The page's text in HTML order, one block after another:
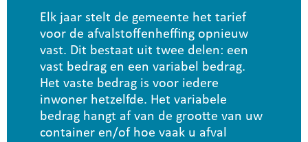
Elk jaar stelt de gemeente het tarief
voor de afvalstoffenheffing opnieuw
vast. Dit bestaat uit twee delen: een
vast bedrag en een variabel bedrag.
Het vaste bedrag is voor iedere
inwoner hetzelfde. Het variabele
bedrag hangt af van de grootte van uw
container en/of hoe vaak u afval